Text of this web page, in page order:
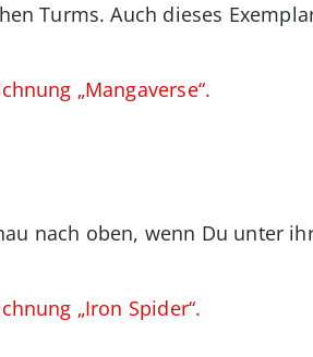
Turms. Auch dieses
„Mangaverse“.
nach oben, wenn Du unter
„Iron Spider“.